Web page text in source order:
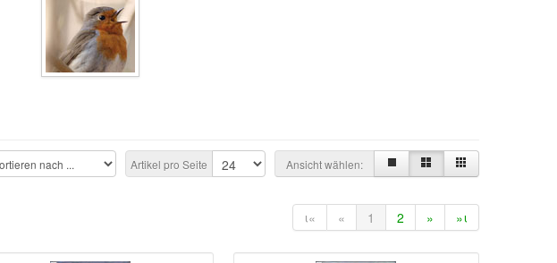
Ansicht wählen:
Artikel pro Seite
ι« « 1 2 » »ι